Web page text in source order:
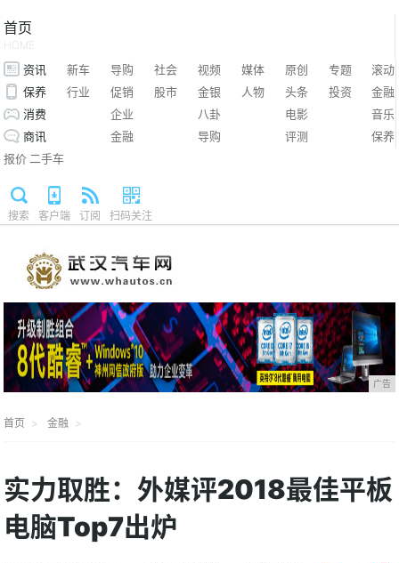
首页
HOME
资讯 新车 导购 社会 视频 媒体 原创 专题
滚动
保养
行业 促销 股市 金银 人物 头条 投资
金融
消费
企业 八卦 电影
音乐
商讯
金融 导购 评测
保养
报价 二手车
搜索 客户端 订阅 扫码关注
广告
首页 金融
实力取胜：外媒评2018最佳平板
电脑Top7出炉